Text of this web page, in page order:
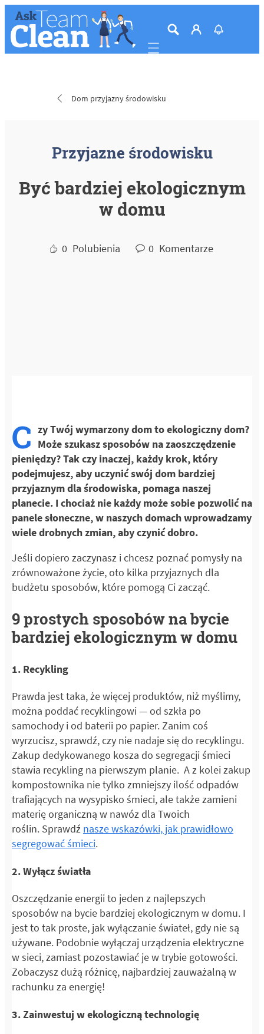
Mobile navigation
Dom przyjazny środowisku
Przyjazne środowisku
Być bardziej ekologicznym
w domu
0 Polubienia 0 Komentarze
C zy Twój wymarzony dom to ekologiczny dom?
Może szukasz sposobów na zaoszczędzenie
pieniędzy? Tak czy inaczej, każdy krok, który
podejmujesz, aby uczynić swój dom bardziej
przyjaznym dla środowiska, pomaga naszej
planecie. I chociaż nie każdy może sobie pozwolić na
panele słoneczne, w naszych domach wprowadzamy
wiele drobnych zmian, aby czynić dobro.
Jeśli dopiero zaczynasz i chcesz poznać pomysły na
zrównoważone życie, oto kilka przyjaznych dla
budżetu sposobów, które pomogą Ci zacząć.
9 prostych sposobów na bycie
bardziej ekologicznym w domu
1. Recykling
Prawda jest taka, że więcej produktów, niż myślimy,
można poddać recyklingowi — od szkła po
samochody i od baterii po papier. Zanim coś
wyrzucisz, sprawdź, czy nie nadaje się do recyklingu.
Zakup dedykowanego kosza do segregacji śmieci
stawia recykling na pierwszym planie. A z kolei zakup
kompostownika nie tylko zmniejszy ilość odpadów
trafiających na wysypisko śmieci, ale także zamieni
materię organiczną w nawóz dla Twoich
roślin. Sprawdź nasze wskazówki, jak prawidłowo
segregować śmieci.
2. Wyłącz światła
Oszczędzanie energii to jeden z najlepszych
sposobów na bycie bardziej ekologicznym w domu. I
jest to tak proste, jak wyłączanie świateł, gdy nie są
używane. Podobnie wyłączaj urządzenia elektryczne
w sieci, zamiast pozostawiać je w trybie gotowości.
Zobaczysz dużą różnicę, najbardziej zauważalną w
rachunku za energię!
3. Zainwestuj w ekologiczną technologię